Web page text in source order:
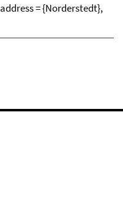
= {Norderstedt},